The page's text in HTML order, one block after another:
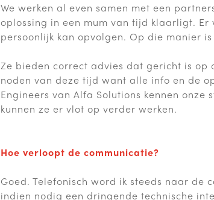
We werken al even samen met een
oplossing in een mum van tijd klaarligt.
persoonlijk kan opvolgen. Op die manier
Ze bieden correct advies dat gericht is op
noden van deze tijd want alle info en de
Engineers van Alfa Solutions kennen
kunnen ze er vlot op verder werken.
Hoe verloopt de communicatie?
Goed. Telefonisch word ik steeds naar
indien nodig een dringende technische